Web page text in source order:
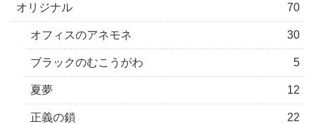
オリジナル 70
オフィスのアネモネ 30
ブラックのむこうがわ 5
夏夢 12
正義の鎖 22